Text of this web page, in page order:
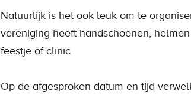
Natuurlijk is het ook leuk om te
vereniging heeft handschoenen,
feestje of clinic.
Op de afgesproken datum en tijd